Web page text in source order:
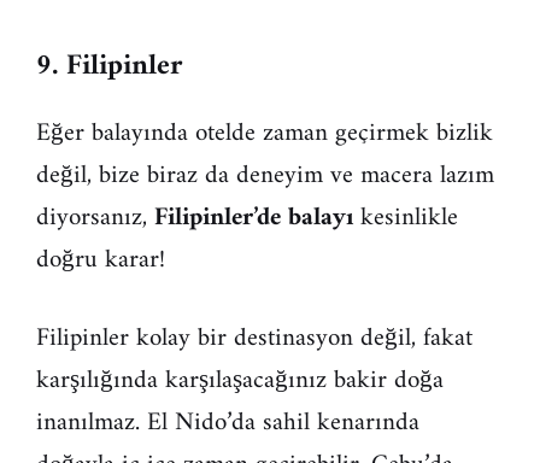
9. Filipinler
Eğer balayında otelde zaman geçirmek bizlik
değil, bize biraz da deneyim ve macera lazım
diyorsanız,Filipinler’de balayıkesinlikle
doğru karar!
Filipinler kolay bir destinasyon değil, fakat
karşılığında karşılaşacağınız bakir doğa
inanılmaz. El Nido’da sahil kenarında